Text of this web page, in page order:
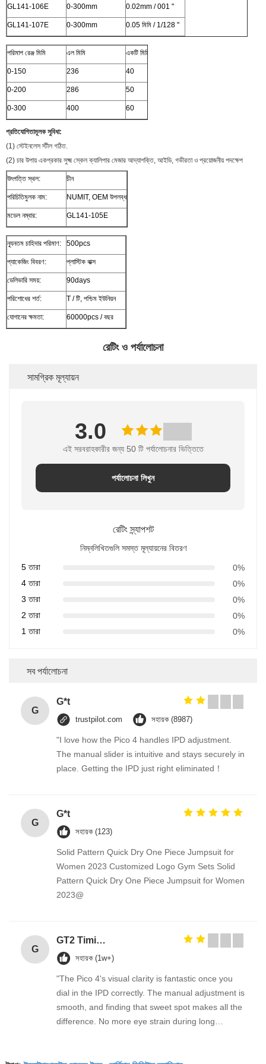
GL141-106E 0-300mm 0.02mm / 001 "
GL141-107E 0-300mm 0.05 মিমি / 1/128 "
পরিমাপ রেঞ্জ মিমি এল মিমি একটি মিমি
0-150 236 40
0-200 286 50
0-300 400 60
প্রতিযোগিতামূলক সুবিধা:
(1) স্টেইনলেস স্টীল গঠিত.
(2) চার উপায় একপ্রকার সুক্ষ্ম স্কেল ক্যালিপার মেজার আদ্যাশক্তি, আইডি, গভীরতা ও প্রয়োজনীয় পদক্ষেপ
উৎপত্তি স্থল: চীন
পরিচিতিমুলক নাম: NUMIT, OEM উপলব্ধ
মডেল নম্বার: GL141-105E
ন্যূনতম চাহিদার পরিমাণ: 500pcs
প্যাকেজিং বিবরণ: প্লাস্টিক বাক্স
ডেলিভারি সময়: 90days
পরিশোধের শর্ত: T / টি, পশ্চিম ইউনিয়ন
যোগানের ক্ষমতা: 60000pcs / বছর
রেটিং ও পর্যালোচনা
সামগ্রিক মূল্যায়ন
3.0
এই সরবরাহকারীর জন্য 50 টি পর্যালোচনার ভিত্তিতে
পর্যালোচনা লিখুন
রেটিং স্ন্যাপশট
নিম্নলিখিতগুলি সমস্ত মূল্যায়নের বিতরণ
5 তারা
0%
4 তারা
0%
3 তারা
0%
2 তারা
0%
1 তারা
0%
সব পর্যালোচনা
G
G*t
trustpilot.com সহায়ক (8987)
"I love how the Pico 4 handles IPD adjustment.
The manual slider is intuitive and stays securely in
place. Getting the IPD just right eliminated！
G
G*t
সহায়ক (123)
Solid Pattern Quick Dry One Piece Jumpsuit for
Women 2023 Customized Logo Gym Sets Solid
Pattern Quick Dry One Piece Jumpsuit for Women
2023@
G
GT2 Timing Pulley 30 36 40 48 60 Tooth Wheel Bore 5mm 8mm Aluminum Gear Teeth Width 6mm For Reprap 3D Printers Part
সহায়ক (1w+)
"The Pico 4's visual clarity is fantastic once you
dial in the IPD correctly. The manual adjustment is
smooth, and finding that sweet spot makes all the
difference. No more eye strain during long